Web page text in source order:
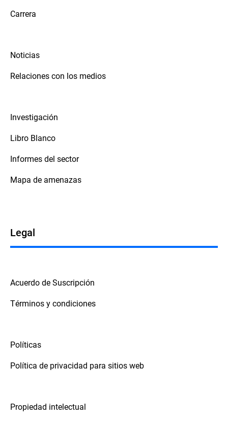
Carrera
Noticias
Relaciones con los medios
Investigación
Libro Blanco
Informes del sector
Mapa de amenazas
Legal
Acuerdo de Suscripción
Términos y condiciones
Políticas
Política de privacidad para sitios web
Propiedad intelectual